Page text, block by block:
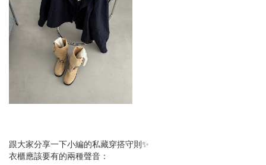
跟大家分享一下小編的私藏穿搭守則✨
衣櫃應該要有的兩種聲音：